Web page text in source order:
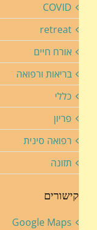
COVID
retreat
אורח חיים
בריאות ורפואה
כללי
פריון
רפואה סינית
תזונה
קישורים
Google Maps